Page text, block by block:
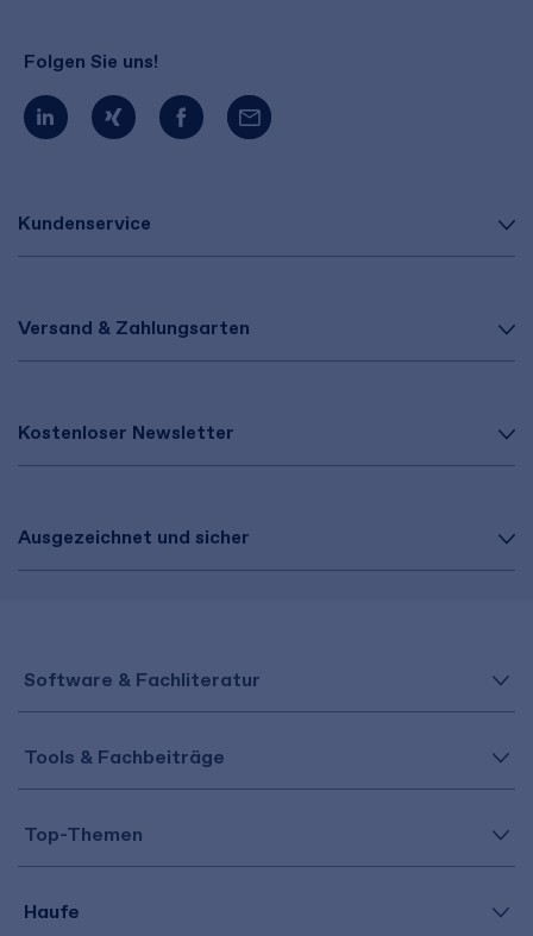
Kundenservice
Versand & Zahlungsarten
Kostenloser Newsletter
Ausgezeichnet und sicher
Folgen Sie uns!
Software & Fachliteratur
Tools & Fachbeiträge
Top-Themen
Haufe